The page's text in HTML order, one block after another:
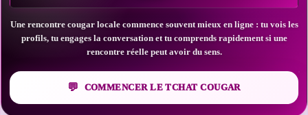
Une rencontre cougar locale commence souvent mieux en ligne : tu vois les
profils, tu engages la conversation et tu comprends rapidement si une
rencontre réelle peut avoir du sens.
COMMENCER LE TCHAT COUGAR